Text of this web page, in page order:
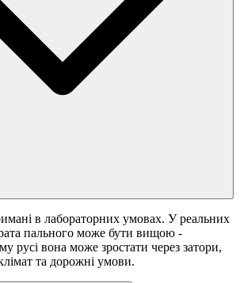
в лабораторних умовах. У реальних
пального може бути вищою -
русі вона може зростати через затори,
та дорожні умови.